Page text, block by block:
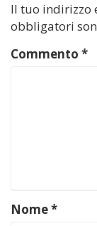
Il tuo indirizzo
obbligatori
Commento *
Nome*